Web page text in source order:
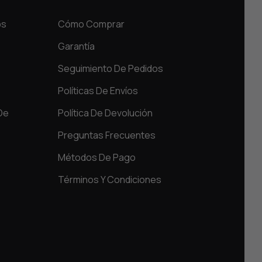
Cómo Comprar
Garantía
Seguimiento De Pedidos
Políticas De Envíos
Política De Devolución
Preguntas Frecuentes
Métodos De Pago
Términos Y Condiciones